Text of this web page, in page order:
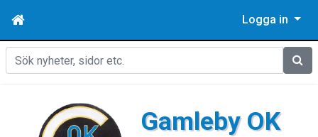
Logga in
Sök
Gamleby OK